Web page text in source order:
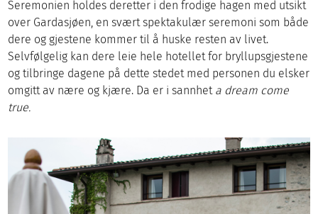
Seremonien holdes deretter i den frodige hagen med utsikt
over Gardasjøen, en svært spektakulær seremoni som både
dere og gjestene kommer til å huske resten av livet.
Selvfølgelig kan dere leie hele hotellet for bryllupsgjestene
og tilbringe dagene på dette stedet med personen du elsker
omgitt av nære og kjære. Da er i sannhet a dream come
true.